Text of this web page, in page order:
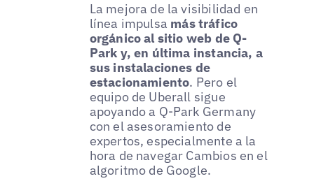
La mejora de la visibilidad en
línea impulsa más tráfico
orgánico al sitio web de Q-
Park y, en última instancia, a
sus instalaciones de
estacionamiento. Pero el
equipo de Uberall sigue
apoyando a Q-Park Germany
con el asesoramiento de
expertos, especialmente a la
hora de navegar Cambios en el
algoritmo de Google.